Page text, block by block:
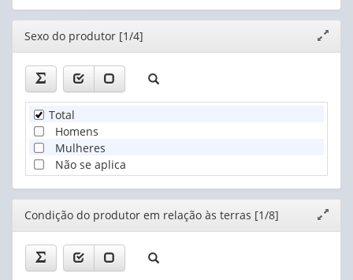
Editor
janela
Sexo do produtor [1/4]
Total
Homens
Mulheres
Não se aplica
Editor
janela
Condição do produtor em relação às terras [1/8]